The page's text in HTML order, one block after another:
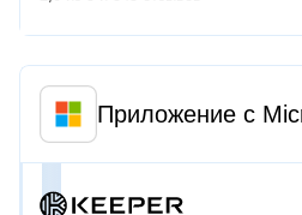
Приложение с